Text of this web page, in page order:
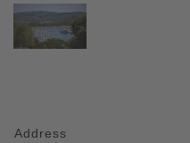
Address